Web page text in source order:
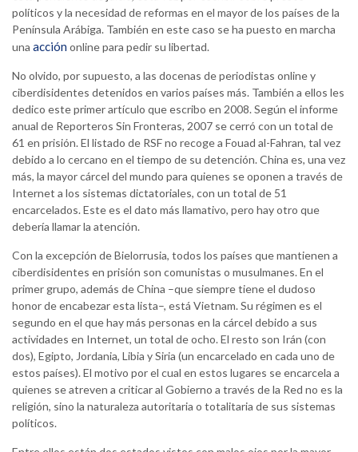
políticos y la necesidad de reformas en el mayor de los países de la
Península Arábiga. También en este caso se ha puesto en marcha
una acción online para pedir su libertad.
No olvido, por supuesto, a las docenas de periodistas online y
ciberdisidentes detenidos en varios países más. También a ellos les
dedico este primer artículo que escribo en 2008. Según el informe
anual de Reporteros Sin Fronteras, 2007 se cerró con un total de
61 en prisión. El listado de RSF no recoge a Fouad al-Fahran, tal vez
debido a lo cercano en el tiempo de su detención. China es, una vez
más, la mayor cárcel del mundo para quienes se oponen a través de
Internet a los sistemas dictatoriales, con un total de 51
encarcelados. Este es el dato más llamativo, pero hay otro que
debería llamar la atención.
Con la excepción de Bielorrusia, todos los países que mantienen a
ciberdisidentes en prisión son comunistas o musulmanes. En el
primer grupo, además de China –que siempre tiene el dudoso
honor de encabezar esta lista–, está Vietnam. Su régimen es el
segundo en el que hay más personas en la cárcel debido a sus
actividades en Internet, un total de ocho. El resto son Irán (con
dos), Egipto, Jordania, Libia y Siria (un encarcelado en cada uno de
estos países). El motivo por el cual en estos lugares se encarcela a
quienes se atreven a criticar al Gobierno a través de la Red no es la
religión, sino la naturaleza autoritaria o totalitaria de sus sistemas
políticos.